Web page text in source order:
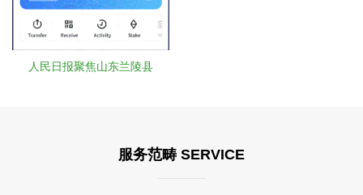
人民日报聚焦山东兰陵县
服务范畴 SERVICE